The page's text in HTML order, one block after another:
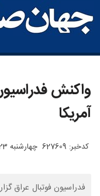
واکنش
آمریکا
کدخبر: 627609 چهارشنبه 23 اردیبهشت 1405